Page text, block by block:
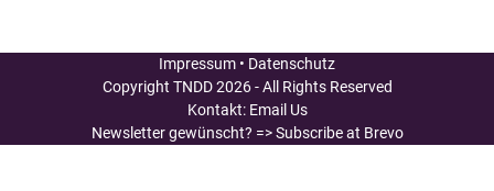
Impressum • Datenschutz
Copyright TNDD2026 - All Rights Reserved
Kontakt: Email Us
Newsletter gewünscht? => Subscribe at Brevo